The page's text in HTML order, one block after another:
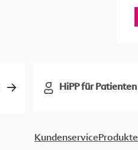
HiPP für Patienten
KundenserviceProdukte